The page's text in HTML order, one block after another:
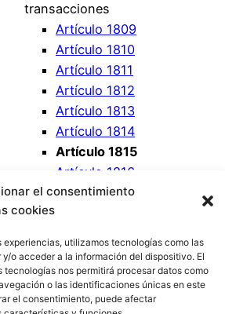
el consentimiento
cookies
experiencias, utilizamos tecnologías como las
o acceder a la información del dispositivo. El
tecnologías nos permitirá procesar datos como
o las identificaciones únicas en este
el consentimiento, puede afectar
transacciones
Artículo 1809
Artículo 1810
Artículo 1811
Artículo 1812
Artículo 1813
Artículo 1814
Artículo 1815
Artículo 1816
Artículo 1817